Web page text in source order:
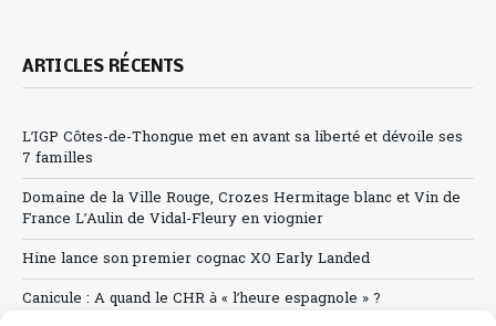
ARTICLES RÉCENTS
L’IGP Côtes-de-Thongue met en avant sa liberté et dévoile ses
7 familles
Domaine de la Ville Rouge, Crozes Hermitage blanc et Vin de
France L’Aulin de Vidal-Fleury en viognier
Hine lance son premier cognac XO Early Landed
Canicule : A quand le CHR à « l’heure espagnole » ?